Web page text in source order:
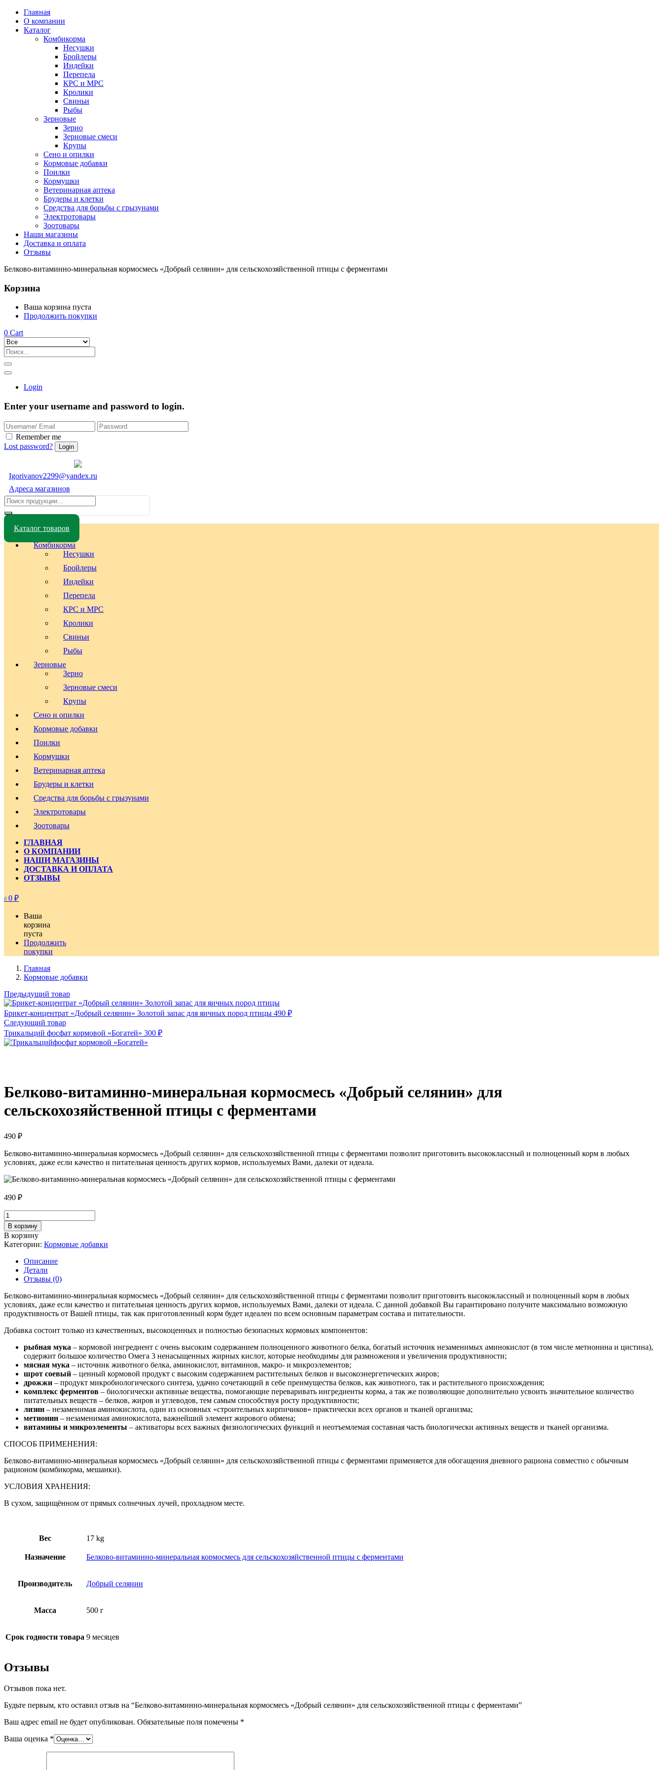
Главная
О компании
Каталог
Комбикорма
Несушки
Бройлеры
Индейки
Перепела
КРС и МРС
Кролики
Свиньи
Рыбы
Зерновые
Зерно
Зерновые смеси
Крупы
Сено и опилки
Кормовые добавки
Поилки
Кормушки
Ветеринарная аптека
Брудеры и клетки
Средства для борьбы с грызунами
Электротовары
Зоотовары
Наши магазины
Доставка и оплата
Отзывы
Белково-витаминно-минеральная кормосмесь «Добрый селянин» для сельскохозяйственной птицы с ферментами
Корзина
Ваша корзина пуста
Продолжить покупки
0 Cart
Login
Enter your username and password to login.
Remember me
Lost password?
Igorivanov2299@yandex.ru
Адреса магазинов
Каталог товаров
Комбикорма
Несушки
Бройлеры
Индейки
Перепела
КРС и МРС
Кролики
Свиньи
Рыбы
Зерновые
Зерно
Зерновые смеси
Крупы
Сено и опилки
Кормовые добавки
Поилки
Кормушки
Ветеринарная аптека
Брудеры и клетки
Средства для борьбы с грызунами
Электротовары
Зоотовары
ГЛАВНАЯ
О КОМПАНИИ
НАШИ МАГАЗИНЫ
ДОСТАВКА И ОПЛАТА
ОТЗЫВЫ
0 0 ₽
Ваша
корзина
пуста
Продолжить
покупки
Главная
Кормовые добавки
Предыдущий товар
Брикет-концентрат «Добрый селянин» Золотой запас для яичных пород птицы 490 ₽
Следующий товар
Трикальций фосфат кормовой «Богатей» 300 ₽
Белково-витаминно-минеральная кормосмесь «Добрый селянин» для
сельскохозяйственной птицы с ферментами
490 ₽
Белково-витаминно-минеральная кормосмесь «Добрый селянин» для сельскохозяйственной птицы с ферментами позволит приготовить высококлассный и полноценный корм в любых
условиях, даже если качество и питательная ценность других кормов, используемых Вами, далеки от идеала.
490 ₽
Количество
товара
Белково-
витаминно-
минеральная
кормосмесь
«Добрый
селянин»
сельскохозяйственной
птицы
с
В корзину
В корзину
Категории: Кормовые добавки
Описание
Детали
Отзывы (0)
Белково-витаминно-минеральная кормосмесь «Добрый селянин» для сельскохозяйственной птицы с ферментами позволит приготовить высококлассный и полноценный корм в любых
условиях, даже если качество и питательная ценность других кормов, используемых Вами, далеки от идеала. С данной добавкой Вы гарантировано получите максимально возможную
продуктивность от Вашей птицы, так как приготовленный корм будет идеален по всем основным параметрам состава и питательности.
Добавка состоит только из качественных, высокоценных и полностью безопасных кормовых компонентов:
рыбная мука – кормовой ингредиент с очень высоким содержанием полноценного животного белка, богатый источник незаменимых аминокислот (в том числе метионина и цистина),
содержит большое количество Омега 3 ненасыщенных жирных кислот, которые необходимы для размножения и увеличения продуктивности;
мясная мука – источник животного белка, аминокислот, витаминов, макро- и микроэлементов;
шрот соевый – ценный кормовой продукт с высоким содержанием растительных белков и высокоэнергетических жиров;
дрожжи – продукт микробиологического синтеза, удачно сочетающий в себе преимущества белков, как животного, так и растительного происхождения;
комплекс ферментов – биологически активные вещества, помогающие переваривать ингредиенты корма, а так же позволяющие дополнительно усвоить значительное количество
питательных веществ – белков, жиров и углеводов, тем самым способствуя росту продуктивности;
лизин – незаменимая аминокислота, один из основных «строительных кирпичиков» практически всех органов и тканей организма;
метионин – незаменимая аминокислота, важнейший элемент жирового обмена;
витамины и микроэлементы – активаторы всех важных физиологических функций и неотъемлемая составная часть биологически активных веществ и тканей организма.
СПОСОБ ПРИМЕНЕНИЯ:
Белково-витаминно-минеральная кормосмесь «Добрый селянин» для сельскохозяйственной птицы с ферментами применяется для обогащения дневного рациона совместно с обычным
рационом (комбикорма, мешанки).
УСЛОВИЯ ХРАНЕНИЯ:
В сухом, защищённом от прямых солнечных лучей, прохладном месте.
Вес 17 kg
Назначение Белково-витаминно-минеральная кормосмесь для сельскохозяйственной птицы с ферментами
Производитель Добрый селянин
Масса 500 г
Срок годности товара 9 месяцев
Отзывы
Отзывов пока нет.
Будьте первым, кто оставил отзыв на “Белково-витаминно-минеральная кормосмесь «Добрый селянин» для сельскохозяйственной птицы с ферментами”
Ваш адрес email не будет опубликован. Обязательные поля помечены *
Ваша оценка *